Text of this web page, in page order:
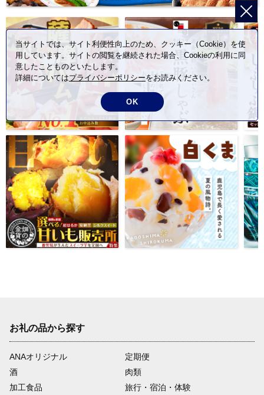
お礼の品から探す
ANAオリジナル
定期便
酒
肉類
加工食品
旅行・宿泊・体験
当サイトでは、サイト利便性向上のため、クッキー（Cookie）を使
用しています。サイトの閲覧を継続された場合、Cookieの利用に同
意したことものといたします。
詳細についてはプライバシーポリシーをお読みください。
OK